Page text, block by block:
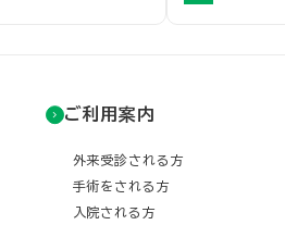
ご利用案内
外来受診される方
手術をされる方
入院される方